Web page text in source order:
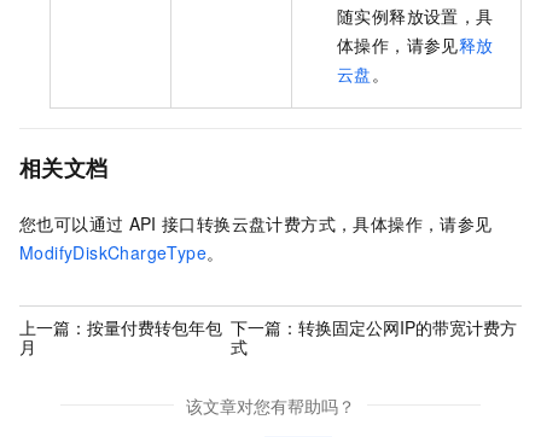
随实例释放设置，具
体操作，请参见释放
云盘 。
相关文档
您也可以通过 API 接口转换云盘计费方式，具体操作，请参见
ModifyDiskChargeType。
上一篇： 按量付费转包年包
月
下一篇： 转换固定公网IP的带宽计费方
式
该文章对您有帮助吗？